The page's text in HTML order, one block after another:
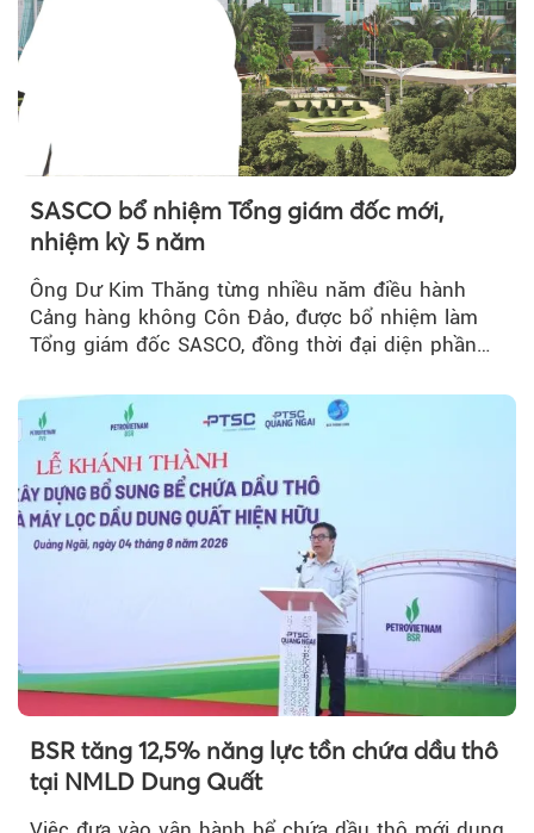
SASCO bổ nhiệm Tổng giám đốc mới,
nhiệm kỳ 5 năm
Ông Dư Kim Thăng từng nhiều năm điều hành
Cảng hàng không Côn Đảo, được bổ nhiệm làm
Tổng giám đốc SASCO, đồng thời đại diện phần
BSR tăng 12,5% năng lực tồn chứa dầu thô
tại NMLD Dung Quất